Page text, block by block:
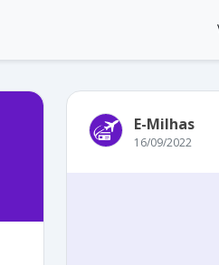
E-Milhas
16/09/2022